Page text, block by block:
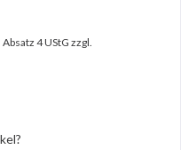
4 UStG zzgl.